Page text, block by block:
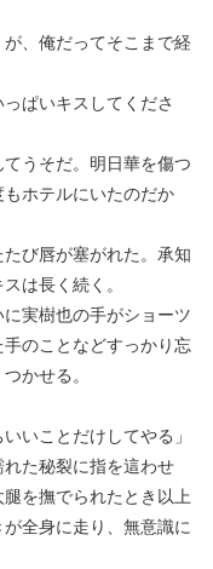
が、俺だってそこまで経
ぱいキスしてくださ
うそだ。明日華を傷つ
ホテルにいたのだか
び唇が塞がれた。承知
は長く続く。
実樹也の手がショーツ
のことなどすっかり忘
かせる。
いことだけしてやる」
た秘裂に指を這わせ
を撫でられたとき以上
全身に走り、無意識に